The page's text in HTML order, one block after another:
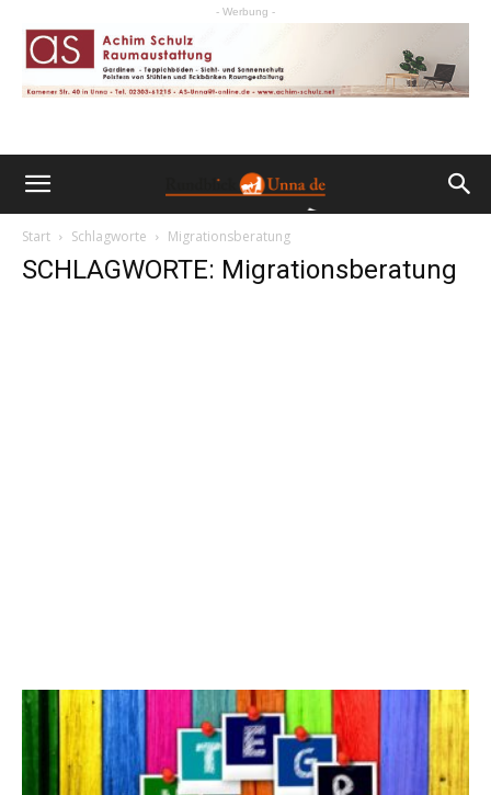
- Werbung -
Start Schlagworte Migrationsberatung
SCHLAGWORTE: Migrationsberatung